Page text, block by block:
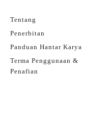
Tentang
Penerbitan
Panduan Hantar Karya
Terma Penggunaan &
Penafian